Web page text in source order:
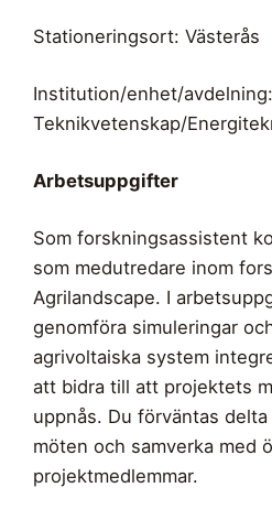
Stationeringsort: Västerås
Institution/enhet/avdelning:
Teknikvetenskap/
Arbetsuppgifter
Som forskningsassistent
som medutredare inom
Agrilandscape. I
genomföra simuleringar
agrivoltaiska system
att bidra till att projektets
uppnås. Du förväntas
möten och samverka med
projektmedlemmar.